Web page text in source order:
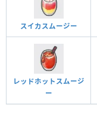
スイカスムージー
レッドホットスムージ
ー